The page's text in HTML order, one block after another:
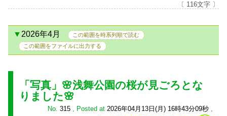
〔 116文字 〕
2026年4月
この範囲を時系列順で読む
この範囲をファイルに出力する
「写真」🌸浅舞公園の桜が見ごろとな
りました🌸
No. 315 , Posted at 2026年04月13日(月) 16時43分09秒 ,